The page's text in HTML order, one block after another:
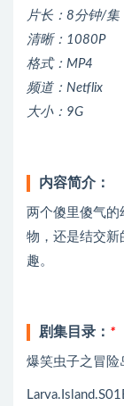
片长：8分钟/集
清晰：1080P
格式：MP4
频道：Netflix
大小：9G
内容简介：
两个傻里傻气
物，还是结交新
趣。
剧集目录： *
爆笑虫子之冒险